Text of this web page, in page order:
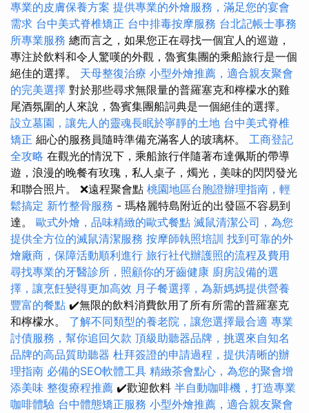
專業的皮膚保養方案 提供專業的外燴服務，滿足您的宴會
需求 台中美式脊椎矯正 台中排毒按摩服務 台北記帳士事務
所專業服務 總而言之，如果您正在尋找一個宜人的巡遊，
專注於飲料和令人驚嘆的外觀，魯賓集團的乘船旅行是一個
絕佳的選擇。 天母整復治療 小型外燴推薦，適合親友聚會
的完美選擇 對於那些尋求無限量的普羅塞克和檸檬水的雞
尾酒氛圍的人來說，魯賓集團船詞典是一個絕佳的選擇。
設立墓園，讓先人的靈魂長眠於寧靜的土地 台中美式脊椎
矯正 細心的服務員隨時準備充滿客人的玻璃杯。 工商登記
全攻略 在觀光的情況下，乘船旅行伴隨著布達佩斯的帶導
遊，浪漫的晚餐有玫瑰，私人桌子，燭光，美味的閃閃發光
和聯合照片。 ❌遠程聚會點 桃園地區台胞證辦理指南，輕
鬆搞定 新竹整骨服務 - 瑪格麗特島附近的出發區不容易到
達。 歐式外燴，品味精緻的歐式餐點 滅鼠清潔公司，為您
提供全方位的滅鼠清潔服務 按摩師執照培訓 找到可靠的外
燴廠商，保障活動順利進行 旅行社代辦護照的流程及費用
尋找專業的牙醫診所，照顧你的牙齒健康 廚房設備的選
擇，讓烹飪變得更加高效 月子餐選擇，為新媽媽提供營養
豐富的餐點 ✔️無限的飲料消費飲用了所有所需的普羅塞克
和檸檬水。 了解不同類型的養老院，讓您選擇最合適 專業
討債服務，幫你追回欠款 頂級助聽器品牌，挑選來自知名
品牌的高品質助聽器 杜拜簽證的申請過程，提供清晰的辦
理指南 必備的SEO軟體工具 精緻茶會點心，為您的聚會增
添美味 整復療程推薦 ✔️歡迎飲料 半自動咖啡機，打造專業
咖啡體驗 台中體態矯正服務 小型外燴推薦，適合親友聚會